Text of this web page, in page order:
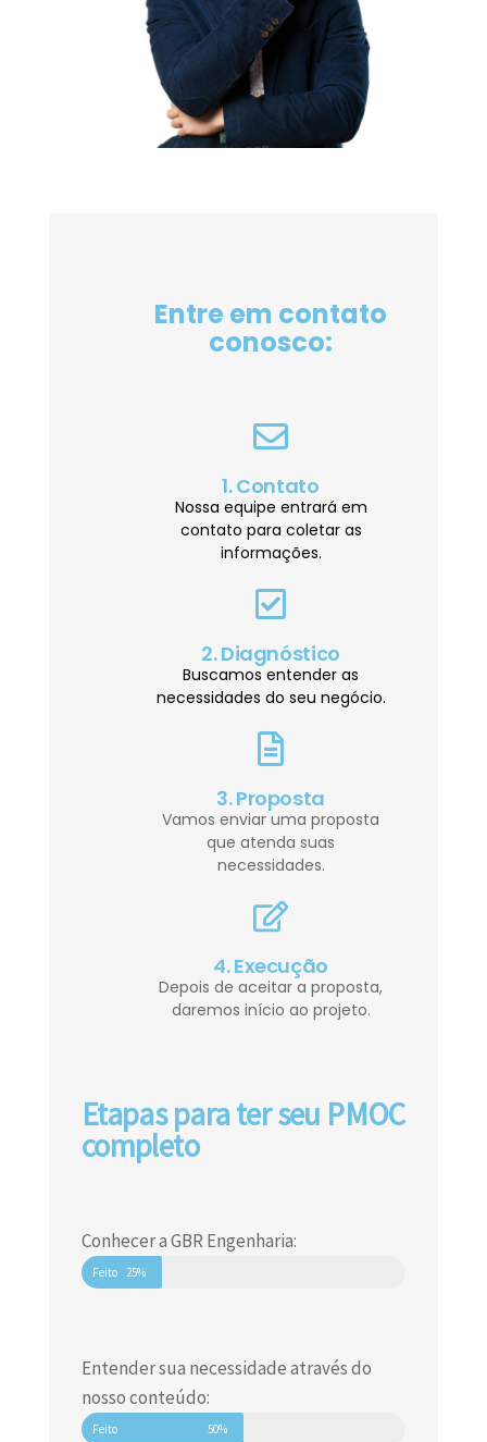
Entre em contato
conosco:
1. Contato
Nossa equipe entrará em
contato para coletar as
informações.
2. Diagnóstico
Buscamos entender as
necessidades do seu negócio.
3. Proposta
Vamos enviar uma proposta
que atenda suas
necessidades.
4. Execução
Depois de aceitar a proposta,
daremos início ao projeto.
Etapas para ter seu PMOC
completo
Conhecer a GBR Engenharia:
Feito 25%
Entender sua necessidade através do
nosso conteúdo:
Feito 50%